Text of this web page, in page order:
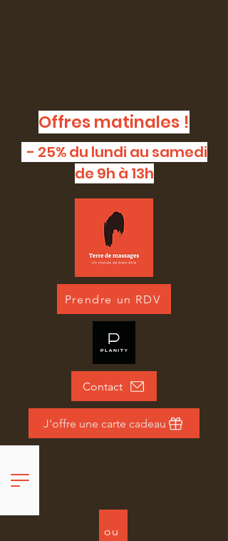
Contact
J'offre une carte cadeau
ou
Offres matinales !
- 25% du lundi au samedi
de 9h à 13h
Prendre un RDV